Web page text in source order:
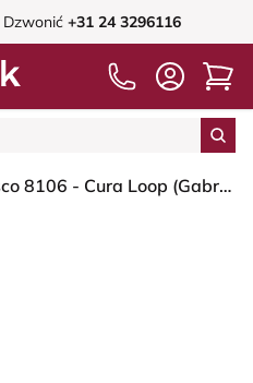
Dzwonić +31 24 3296116
HÅG Capisco 8106 - Cura Loop (Gabriel) - Poliester z recyklingu - CLP60110 Light grey - Black - 150mm (seat height 40–55cm) - Soft castors for hard floors